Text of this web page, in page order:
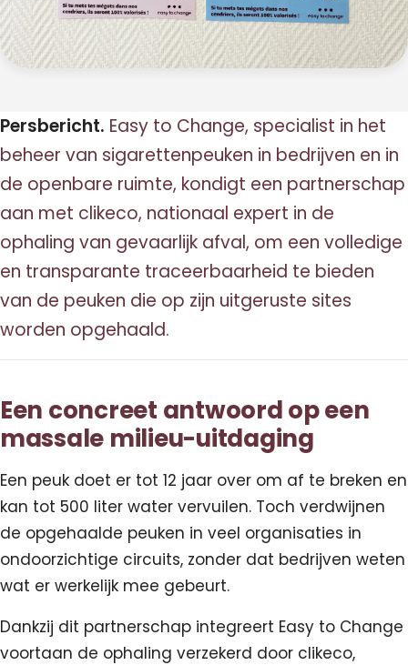
Persbericht. Easy to Change, specialist in het
beheer van sigarettenpeuken in bedrijven en in
de openbare ruimte, kondigt een partnerschap
aan met clikeco, nationaal expert in de
ophaling van gevaarlijk afval, om een volledige
en transparante traceerbaarheid te bieden
van de peuken die op zijn uitgeruste sites
worden opgehaald.
Een concreet antwoord op een
massale milieu-uitdaging
Een peuk doet er tot 12 jaar over om af te breken en
kan tot 500 liter water vervuilen. Toch verdwijnen
de opgehaalde peuken in veel organisaties in
ondoorzichtige circuits, zonder dat bedrijven weten
wat er werkelijk mee gebeurt.
Dankzij dit partnerschap integreert Easy to Change
voortaan de ophaling verzekerd door clikeco,